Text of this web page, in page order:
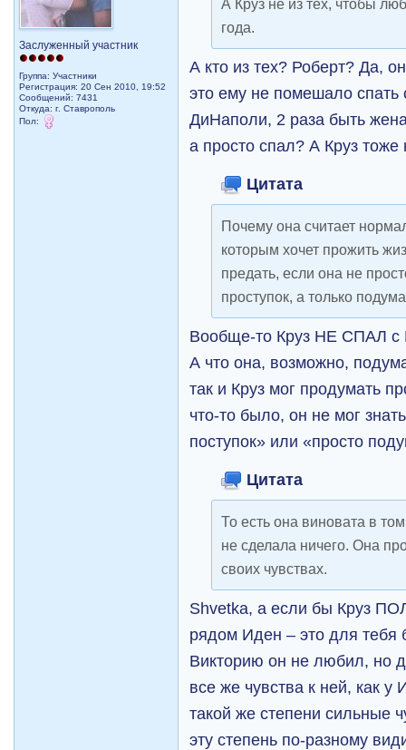
Заслуженный участник
Группа: Участники
Регистрация: 20 Сен 2010, 19:52
Сообщений: 7431
Откуда: г. Ставрополь
Пол:
А Круз не из тех, чтобы
года.
А кто из тех? Роберт? Да,
это ему не помешало спать
ДиНаполи, 2 раза быть
а просто спал? А Круз
Цитата
Почему она считает
которым хочет прожить
предать, если она не
проступок, а только
Вообще-то Круз НЕ СПАЛ с
А что она, возможно,
так и Круз мог продумать
что-то было, он не мог
поступок» или «просто
Цитата
То есть она виновата в
не сделала ничего. Она
своих чувствах.
Shvetka, а если бы Круз
рядом Иден – это для тебя
Викторию он не любил, но
все же чувства к ней, как
такой же степени сильные
эту степень по-разному